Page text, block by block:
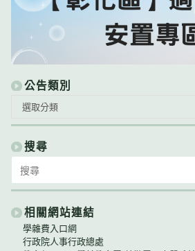
公告類別
類
別
選取分類
搜尋
for:
相關網站連結
學雜費入口網
行政院人事行政總處